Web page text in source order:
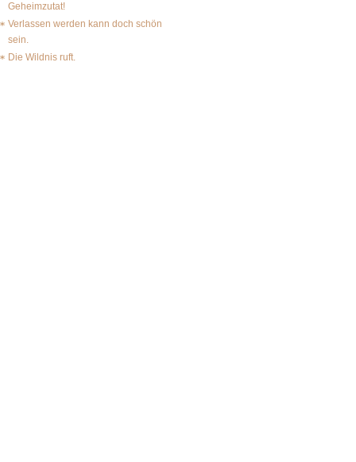
Geheimzutat!
Verlassen werden kann doch schön
sein.
Die Wildnis ruft.